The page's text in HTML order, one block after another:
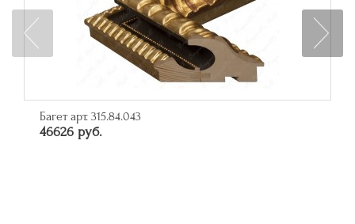
Багет арт. 315.84.043
46626 руб.